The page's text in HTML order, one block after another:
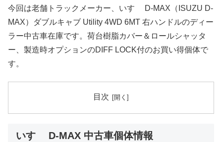
今回は老舗トラックメーカー、いすゞ D-MAX（ISUZU D-
MAX）ダブルキャブ Utility 4WD 6MT 右ハンドルのディー
ラー中古車在庫です。荷台樹脂カバー＆ロールシャッタ
ー、製造時オプションのDIFF LOCK付のお買い得個体で
す。
目次
いすゞ D-MAX 中古車個体情報